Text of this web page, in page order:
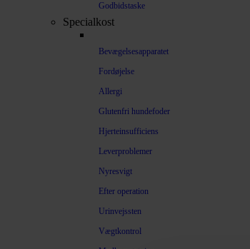
Godbidstaske
Specialkost
Bevægelsesapparatet
Fordøjelse
Allergi
Glutenfri hundefoder
Hjerteinsufficiens
Leverproblemer
Nyresvigt
Efter operation
Urinvejssten
Vægtkontrol